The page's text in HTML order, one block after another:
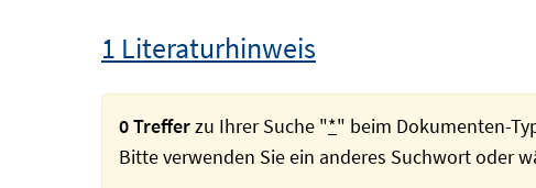
1 Literaturhinweis
0 Trefferzu Ihrer Suche "*" beim Dokumenten-
Bitte verwenden Sie ein anderes Suchwort oder